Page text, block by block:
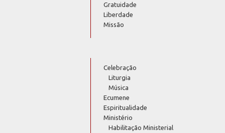
Gratuidade
Liberdade
Missão
Celebração
Liturgia
Música
Ecumene
Espiritualidade
Ministério
Habilitação Ministerial